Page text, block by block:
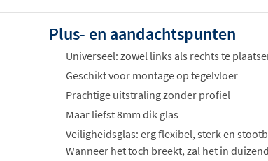
Plus- en aandachtspunten
Universeel: zowel links als rechts te
Geschikt voor montage op tegelvloer
Prachtige uitstraling zonder profiel
Maar liefst 8mm dik glas
Veiligheidsglas: erg flexibel, sterk en
Wanneer het toch breekt, zal het in